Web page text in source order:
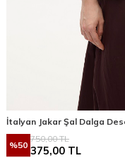
İtalyan Jakar Şal Dalga
%50
750,00TL
375,00 TL